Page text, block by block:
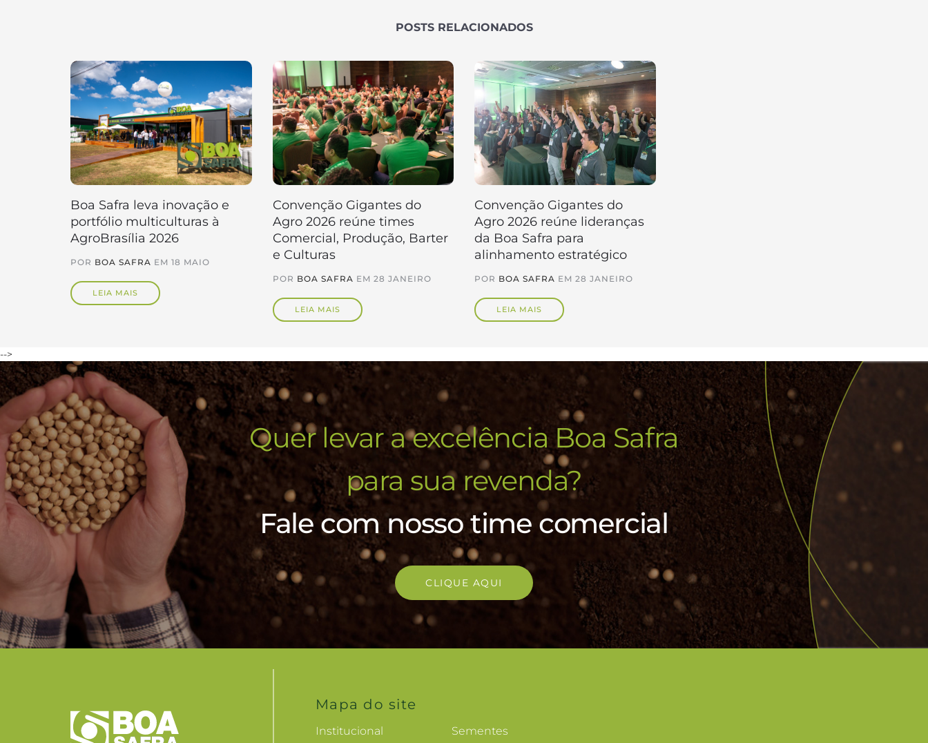
POSTS RELACIONADOS
Boa Safra leva inovação e
portfólio multiculturas à
AgroBrasília 2026
POR BOA SAFRA EM 18 MAIO
LEIA MAIS
Convenção Gigantes do
Agro 2026 reúne times
Comercial, Produção, Barter
e Culturas
POR BOA SAFRA EM 28 JANEIRO
LEIA MAIS
Convenção Gigantes do
Agro 2026 reúne lideranças
da Boa Safra para
alinhamento estratégico
POR BOA SAFRA EM 28 JANEIRO
LEIA MAIS
-->
Quer levar a excelência Boa Safra
para sua revenda?
Fale com nosso time comercial
CLIQUE AQUI
Mapa do site
Institucional
Sementes